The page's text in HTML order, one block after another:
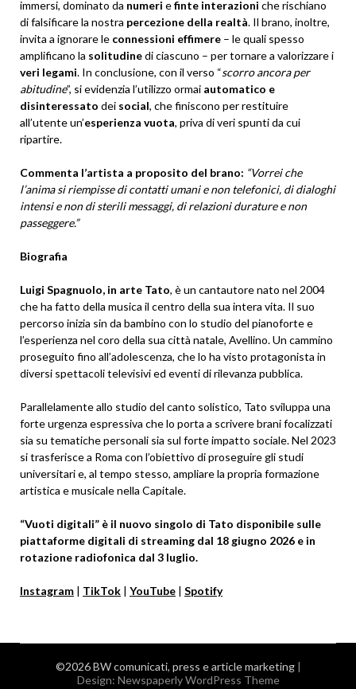
immersi, dominato da numeri efinte interazioni che rischiano
di falsificare la nostra percezione della realtà. Il brano, inoltre,
invita a ignorare le connessioni effimere – le quali spesso
amplificano la solitudinedi ciascuno – per tornare a valorizzare i
veri legami. In conclusione, con il verso “scorro ancora per
abitudine”, si evidenzia l’utilizzo ormai automatico e
disinteressato dei social, che finiscono per restituire
all’utente un’esperienza vuota, priva di veri spunti da cui
ripartire.
Commenta l’artista a proposito del brano: “Vorrei che
l’anima si riempisse di contatti umani e non telefonici, di dialoghi
intensi e non di sterili messaggi, di relazioni durature e non
passeggere.”
Biografia
Luigi Spagnuolo, in arte Tato, è un cantautore nato nel 2004
che ha fatto della musica il centro della sua intera vita. Il suo
percorso inizia sin da bambino con lo studio del pianoforte e
l’esperienza nel coro della sua città natale, Avellino. Un cammino
proseguito fino all’adolescenza, che lo ha visto protagonista in
diversi spettacoli televisivi ed eventi di rilevanza pubblica.
Parallelamente allo studio del canto solistico, Tato sviluppa una
forte urgenza espressiva che lo porta a scrivere brani focalizzati
sia su tematiche personali sia sul forte impatto sociale. Nel 2023
si trasferisce a Roma con l’obiettivo di proseguire gli studi
universitari e, al tempo stesso, ampliare la propria formazione
artistica e musicale nella Capitale.
“Vuoti digitali” è il nuovo singolo di Tato disponibile sulle
piattaforme digitali di streaming dal 18 giugno 2026 e in
rotazione radiofonica dal 3 luglio.
Instagram | TikTok | YouTube | Spotify
©2026 BW comunicati, press e article marketing |
Design: Newspaperly WordPress Theme